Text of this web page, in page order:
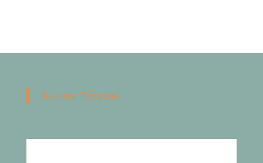
Journal Bacalan